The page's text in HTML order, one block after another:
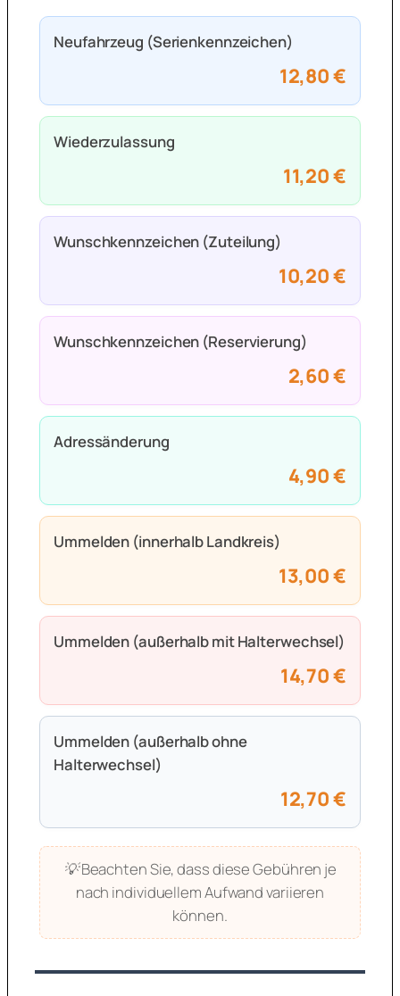
Neufahrzeug (Serienkennzeichen)
12,80 €
Wiederzulassung
11,20 €
Wunschkennzeichen (Zuteilung)
10,20 €
Wunschkennzeichen (Reservierung)
2,60 €
Adressänderung
4,90 €
Ummelden (innerhalb Landkreis)
13,00 €
Ummelden (außerhalb mit Halterwechsel)
14,70 €
Ummelden (außerhalb ohne
Halterwechsel)
12,70 €
💡 Beachten Sie, dass diese Gebühren je
nach individuellem Aufwand variieren
können.